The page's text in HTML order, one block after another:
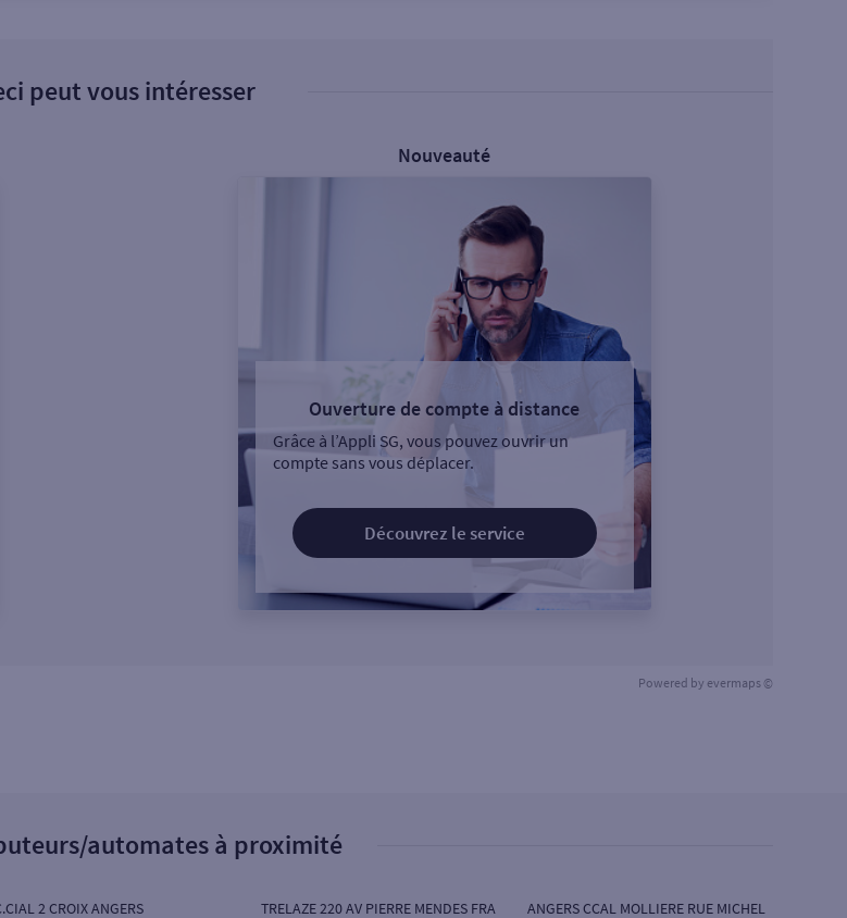
peut vous intéresser
Nouveauté
Ouverture de compte à distance
Grâce à l’Appli SG, vous pouvez ouvrir un
compte sans vous déplacer.
Découvrez le service
Powered by evermaps ©
automates à proximité
2 CROIX ANGERS TRELAZE 220 AV PIERRE MENDES FRA ANGERS CCAL MOLLIERE RUE MICHEL